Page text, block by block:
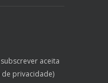
aceita
de privacidade)